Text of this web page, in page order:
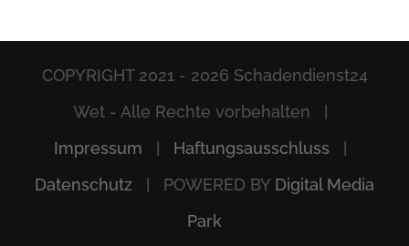
COPYRIGHT 2021 - 2026 Schadendienst24
Wet - Alle Rechte vorbehalten |
Impressum
Haftungsausschluss
Datenschutz | POWERED BY Digital Media
Park